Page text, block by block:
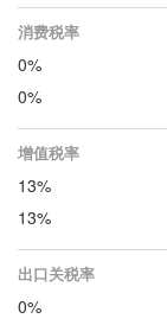
消费税率
0%
0%
增值税率
13%
13%
出口关税率
0%